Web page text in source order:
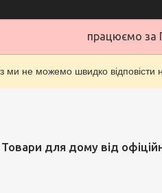
працюємо за
ми не можемо швидко
Товари для дому від